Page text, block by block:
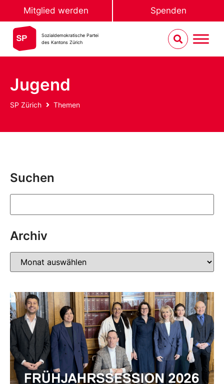
Mitglied werden Spenden
Sozialdemokratische Partei
des Kantons Zürich
Jugend
SP Zürich Themen
Suchen
Archiv